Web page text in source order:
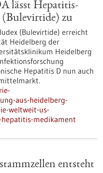
lässt Hepatitis-
zu
(Bulevirtide) erreicht
Heidelberg der
Heidelberg
Hepatitis D nun auch
aus-heidelberg-
weltweit-us-
medikament
entsteht